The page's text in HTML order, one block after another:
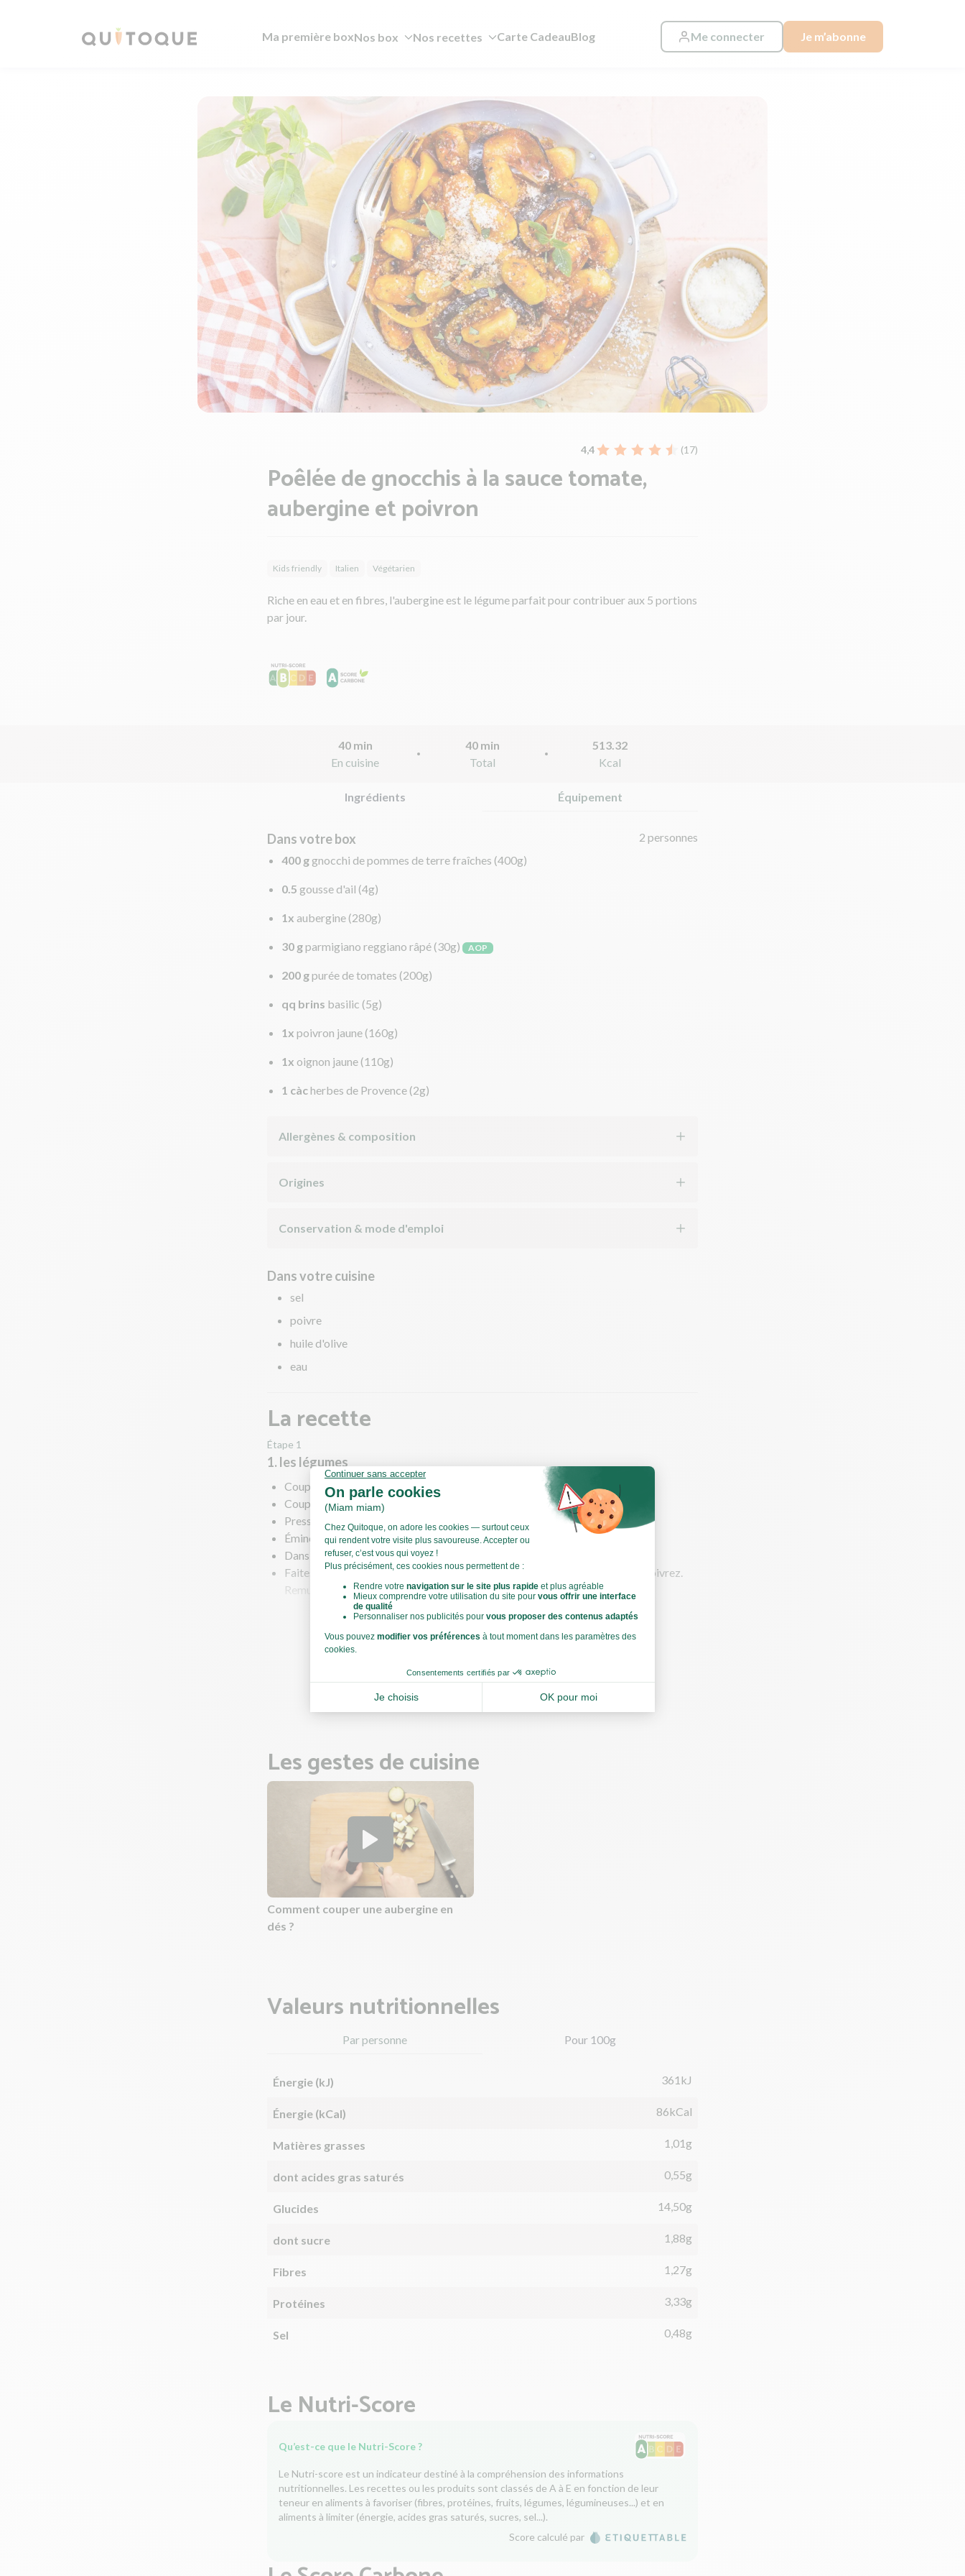
Ma première boxNos box Nos recettes Carte CadeauBlog Me connecter Je m’abonne
4,4 (17)
Poêlée de gnocchis à la sauce tomate,
aubergine et poivron
Kids friendly Italien Végétarien
Riche en eau et en fibres, l'aubergine est le légume parfait pour contribuer aux 5 portions
par jour.
40 min
En cuisine
40 min
Total
513.32
Kcal
Ingrédients Équipement
Dans votre box
2 personnes
400 g gnocchi de pommes de terre fraîches (400g)
0.5 gousse d'ail (4g)
1x aubergine (280g)
30 gparmigiano reggiano râpé (30g) AOP
200 gpurée de tomates (200g)
qq brins basilic (5g)
1x poivron jaune (160g)
1x oignon jaune (110g)
1 càcherbes de Provence (2g)
Allergènes & composition
Origines
Conservation & mode d'emploi
Dans votre cuisine
sel
poivre
huile d'olive
eau
La recette
Étape 1
1. les légumes
Coupez l'aubergine en rondelles.
Coupez le poivron en fines lanières.
Pressez ou hachez l'ail.
Émincez l'oignon.
Dans une sauteuse, faites chauffer un filet d'huile d'olive à feu moyen.
Faites revenir l'ail, l'oignon, le poivron et l'aubergine 15 min environ. Salez, poivrez.
Remuez régulièrement.
Au bout des 15 min de cuisson, ajoutez la purée de tomates, les herbes de Provence
Poursuivez la cuisson de 15 min jusqu’à ce que les légumes soient tendres et fondants.
Goûtez et ajoutez une pincée de sel si nécessaire.
Pendant ce temps, faites cuire les gnocchis.
Voir toute la recette
Les gestes de cuisine
Comment couper une aubergine en
dés ?
Valeurs nutritionnelles
Par personne Pour 100g
Énergie (kJ) 361kJ
Énergie (kCal) 86kCal
Matières grasses 1,01g
dont acides gras saturés 0,55g
Glucides 14,50g
dont sucre 1,88g
Fibres 1,27g
Protéines 3,33g
Sel 0,48g
Le Nutri-Score
Qu’est-ce que le Nutri-Score ?
Le Nutri-score est un indicateur destiné à la compréhension des informations
nutritionnelles. Les recettes ou les produits sont classés de A à E en fonction de leur
teneur en aliments à favoriser (fibres, protéines, fruits, légumes, légumineuses...) et en
aliments à limiter (énergie, acides gras saturés, sucres, sel...).
Score calculé par